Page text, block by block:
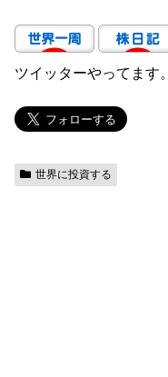
ツイッターやってます。
世界に投資する